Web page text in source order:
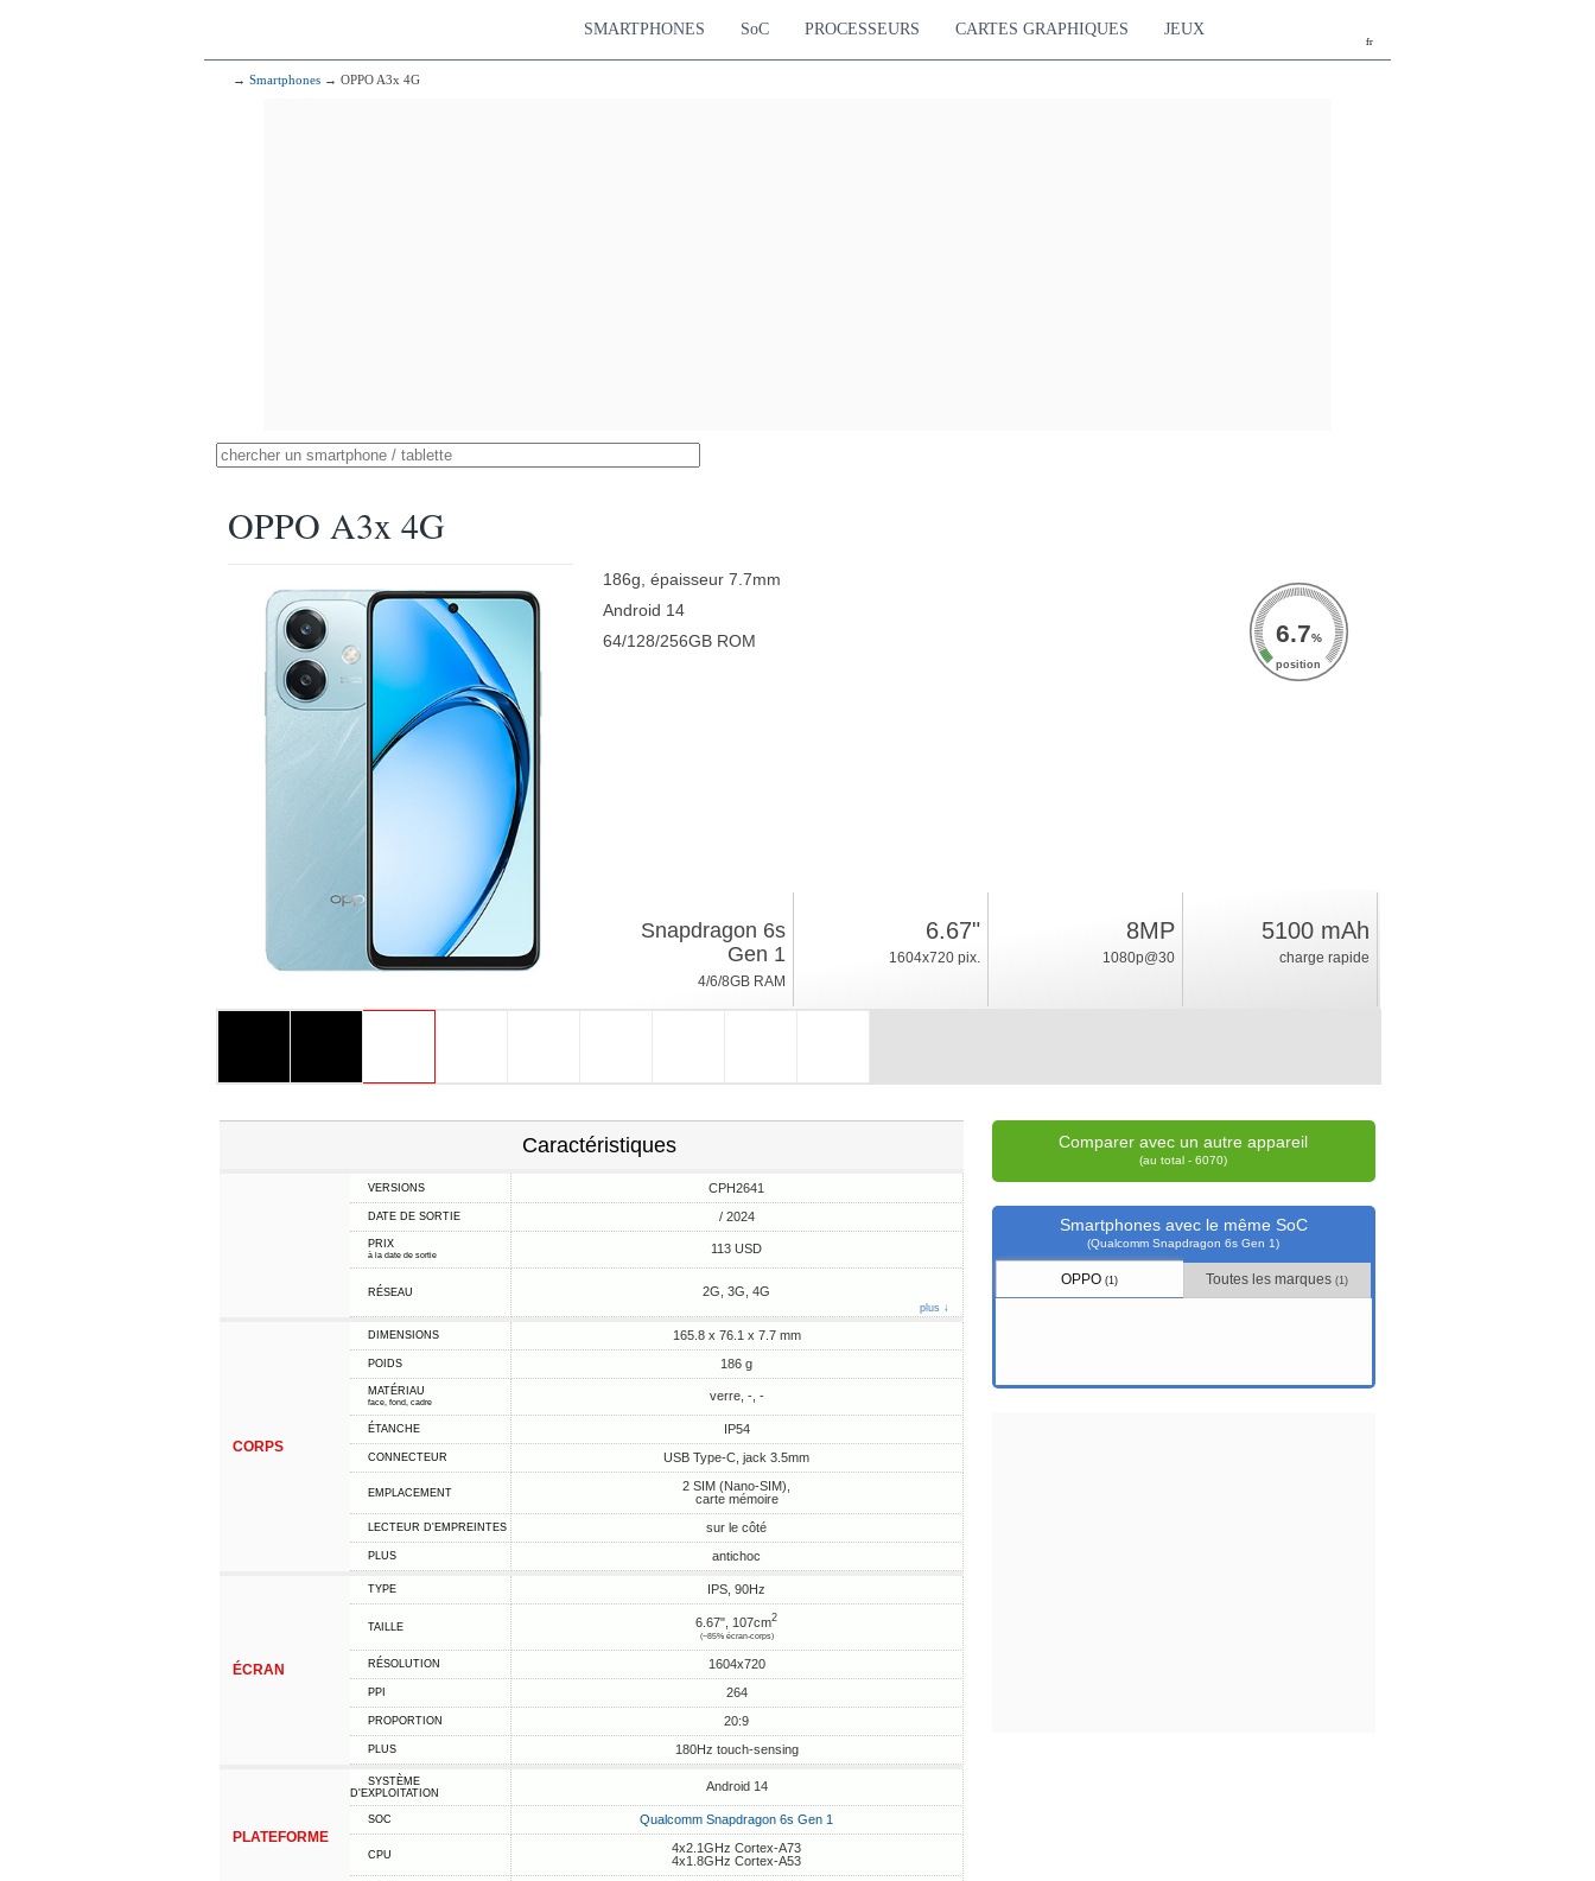
fr
SMARTPHONES SoC PROCESSEURS CARTES GRAPHIQUES JEUX
→ Smartphones → OPPO A3x 4G
OPPO A3x 4G
186g, épaisseur 7.7mm
Android 14
64/128/256GB ROM
6.7%
position
Snapdragon 6s
Gen 1
4/6/8GB RAM
6.67"
1604x720 pix.
8MP
1080p@30
5100 mAh
charge rapide
Caractéristiques
VERSIONS CPH2641
DATE DE SORTIE / 2024
PRIX
à la date de sortie 113 USD
RÉSEAU 2G, 3G, 4G
plus ↓
CORPS
DIMENSIONS 165.8 x 76.1 x 7.7 mm
POIDS 186 g
MATÉRIAU
face, fond, cadre verre, -, -
ÉTANCHE IP54
CONNECTEUR USB Type-C, jack 3.5mm
EMPLACEMENT
2 SIM (Nano-SIM),
carte mémoire
LECTEUR D'EMPREINTES sur le côté
PLUS antichoc
ÉCRAN
TYPE IPS, 90Hz
TAILLE 6.67", 107cm2
(~85% écran-corps)
RÉSOLUTION 1604x720
PPI 264
PROPORTION 20:9
PLUS 180Hz touch-sensing
PLATEFORME
SYSTÈME
D'EXPLOITATION
Android 14
SOC Qualcomm Snapdragon 6s Gen 1
CPU
4x2.1GHz Cortex-A73
4x1.8GHz Cortex-A53
Comparer avec un autre appareil
(au total - 6070)
Smartphones avec le même SoC
(Qualcomm Snapdragon 6s Gen 1)
OPPO(1) Toutes les marques(1)